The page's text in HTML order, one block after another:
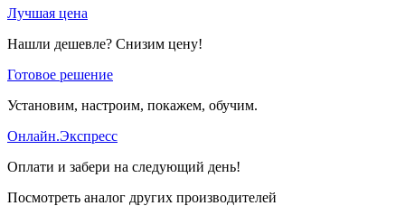
Лучшая цена
Нашли дешевле? Снизим цену!
Готовое решение
Установим, настроим, покажем, обучим.
Онлайн.Экспресс
Оплати и забери на следующий день!
Посмотреть аналог других производителей